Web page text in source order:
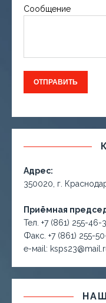
Сообщение
Адрес:
350020, г.
Приёмная
Тел. +7 (861) 255-46-
Факс. +7 (861) 255-
е-маil: